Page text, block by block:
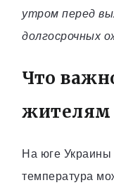
утром перед
долгосрочных
Что
жителям
На юге
температура